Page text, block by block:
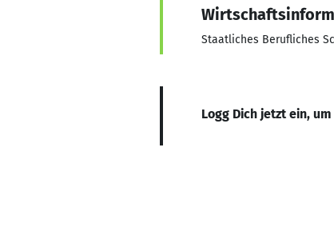
Staatliches Berufliches
Logg Dich jetzt ein,